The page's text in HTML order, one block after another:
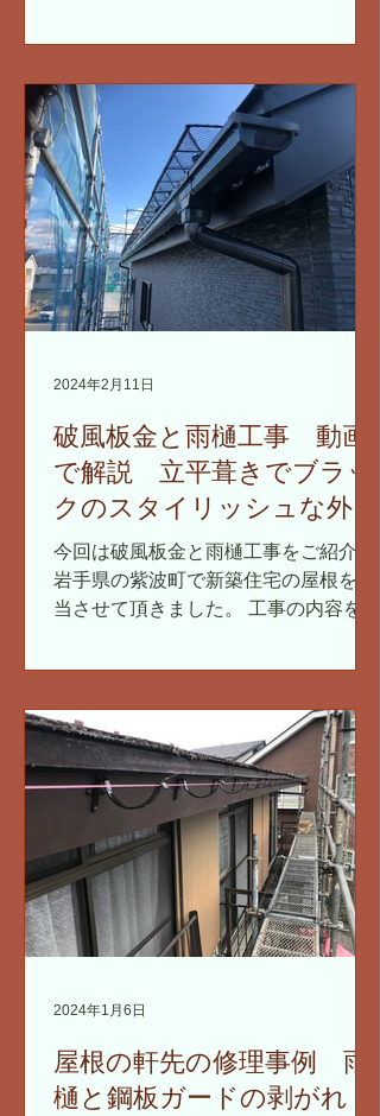
あたりました。今回の工事では、雪の
な雪止めシステムを導入しました。
破風板金と雨樋工事 動画
で解説 立平葺きでブラッ
クのスタイリッシュな外観
に仕上がります 住宅新築
工事 岩手県
今回は破風板金と雨樋工事をご紹介。
岩手県の紫波町で新築住宅の屋根を担
当させて頂きました。 工事の内容を動
金の取付け 岩手県では破風板は、基本
現場で採寸してきて、事務所で加工し
ます。...
2024年2月11日
屋根の軒先の修理事例 雨
樋と鋼板ガードの剥がれ
2024年1月6日